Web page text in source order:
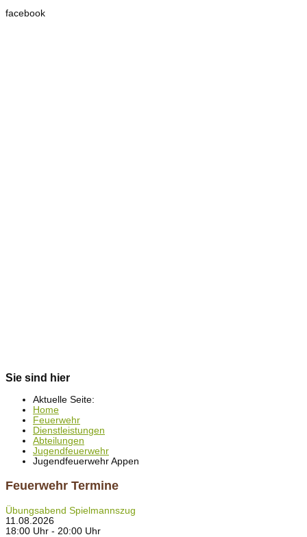
facebook
Sie sind hier
Aktuelle Seite:
Home
Feuerwehr
Dienstleistungen
Abteilungen
Jugendfeuerwehr
Jugendfeuerwehr Appen
Feuerwehr Termine
Übungsabend Spielmannszug
11.08.2026
18:00 Uhr - 20:00 Uhr